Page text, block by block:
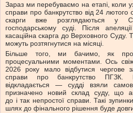
Зараз ми перебуваємо на етапі, коли
справи про банкрутство від 24 лютого
скарги вже розглядаються у
господарському суді. Після
касаційна скарга до Верховного Суду.
можуть розтягнутися на місяці.
Більше того, ми бачимо, як
процесуальними моментами. Ось
2026 року мало відбутися чергове
справи про банкрутство ПГЗК.
відкладається — судді взяли
призначено новий склад суду, що
до і так непростої справи. Такі
шлях до фінального рішення буде